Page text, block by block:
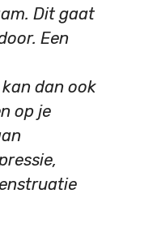
Dit gaat
Een
dan ook
op je